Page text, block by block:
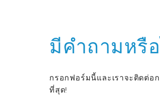
มีคำถามหรื
กรอกฟอร์มนี้และเราจะติดต่อก
ที่สุด!